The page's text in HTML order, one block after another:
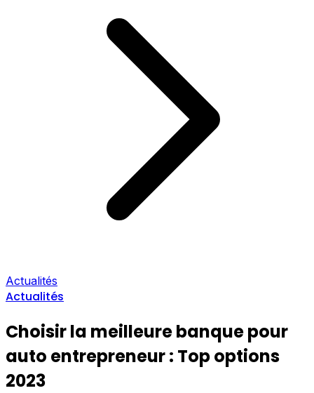
Actualités
Actualités
Choisir la meilleure banque pour
auto entrepreneur : Top options
2023